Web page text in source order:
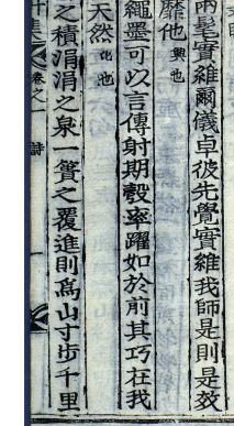
3 돌리네
4 백제문화제
5 사주단자
6 설
7 설빔
8 세배
9 송만재
10 십일면 관음보살상